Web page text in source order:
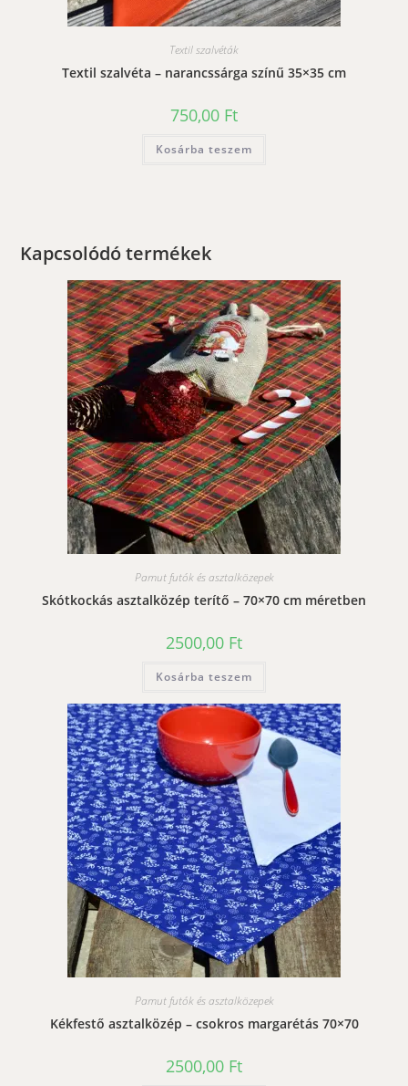
Textil szalvéták
Textil szalvéta – narancssárga színű 35×35 cm
750,00 Ft
Kosárba teszem
Kapcsolódó termékek
Pamut futók és asztalközepek
Skótkockás asztalközép terítő – 70×70 cm méretben
2500,00 Ft
Kosárba teszem
Pamut futók és asztalközepek
Kékfestő asztalközép – csokros margarétás 70×70
2500,00 Ft